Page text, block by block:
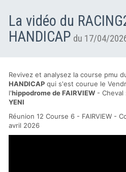
La vidéo du
HANDICAP du 17/04/
Revivez et analysez la course pmu
HANDICAP qui s'est courue le
l'hippodrome de FAIRVIEW - Cheval
YENI
Réunion 12 Course 6 - FAIRVIEW -
avril 2026